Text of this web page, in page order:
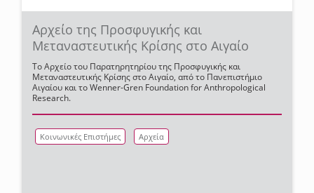
Αρχείο της Προσφυγικής και
Μεταναστευτικής Κρίσης στο Αιγαίο
Το Aρχείο του Παρατηρητηρίου της Προσφυγικής και
Μεταναστευτικής Κρίσης στο Αιγαίο, από το Πανεπιστήμιο
Αιγαίου και το Wenner-Gren Foundation for Anthropological
Research.
Κοινωνικές Επιστήμες Αρχεία